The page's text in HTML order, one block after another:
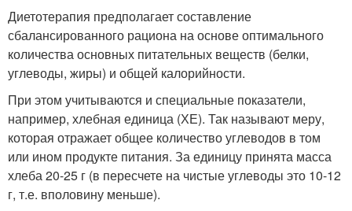
Диетотерапия предполагает составление
сбалансированного рациона на основе оптимального
количества основных питательных веществ (белки,
углеводы, жиры) и общей калорийности.
При этом учитываются и специальные показатели,
например, хлебная единица (ХЕ). Так называют меру,
которая отражает общее количество углеводов в том
или ином продукте питания. За единицу принята масса
хлеба 20-25 г (в пересчете на чистые углеводы это 10-12
г, т.е. вполовину меньше).